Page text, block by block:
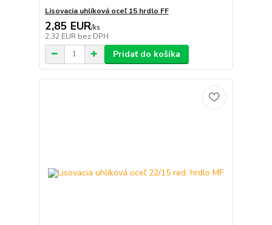
Lisovacia uhlíková oceľ 15 hrdlo FF
2,85 EUR/ks
2,32 EUR bez DPH
Pridať do košíka